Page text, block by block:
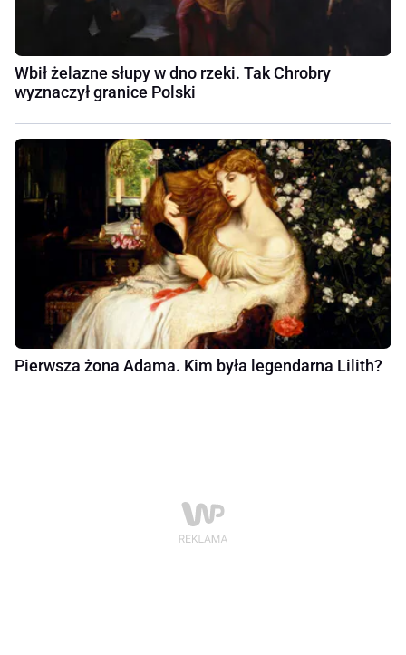
Wbił żelazne słupy w dno rzeki. Tak Chrobry
wyznaczył granice Polski
Pierwsza żona Adama. Kim była legendarna Lilith?